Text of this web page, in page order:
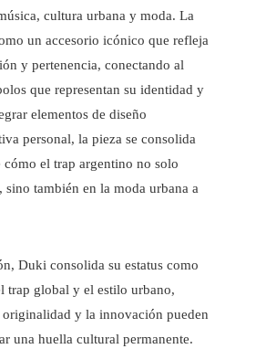
cultura urbana y moda. La
un accesorio icónico que refleja
y pertenencia, conectando al
que representan su identidad y
elementos de diseño
personal, la pieza se consolida
el trap argentino no solo
también en la moda urbana a
Duki consolida su estatus como
trap global y el estilo urbano,
y la innovación pueden
una huella cultural permanente.